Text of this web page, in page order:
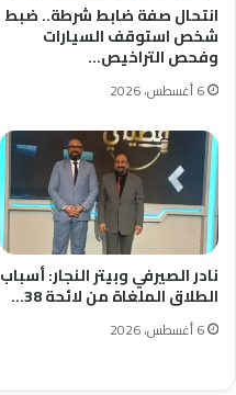
انتحال صفة ضابط شرطة.. ضبط
شخص استوقف السيارات
وفحص التراخيص…
6 أغسطس، 2026
نادر الصيرفي وبيتر النجار: أسباب
الطلاق الملغاة من لائحة 38…
6 أغسطس، 2026